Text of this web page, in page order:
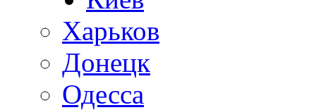
Харьков
Донецк
Одесса